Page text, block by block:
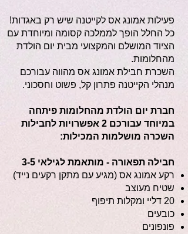
פעילות אמונג אס לקייטנה שיש רק באגדות!
כל החלל הופך לממלכה קסומה ומיוחדת עם
הציוד המושלם והמקצועי מבית יום הולדת
מהחלומות.
השכרת חבילת אמונג אס מהווה עבורכם
מנהלי הקייטנה פתרון קל, פשוט וחסכוני.
חברת יום הולדת מהחלומות פיתחה
במיוחד עבורכם 2 אפשרויות לחבילות
השכרה מושלמות המכילות:
חבילה תפאורה - מותאמת לגילאי 3-5
רקע אמונג אס (מגיע עם מתקן רקעים נייד)
שטיח מעוצב
20 דליי ומקלות תיפוף
כובעים
פונפונים